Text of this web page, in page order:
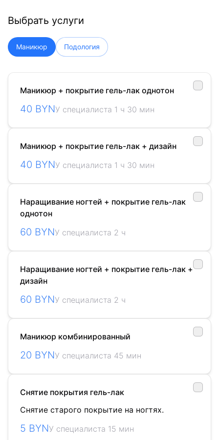
Выбрать услуги
Маникюр Подология
Маникюр + покрытие гель-лак однотон
40 BYNУ специалиста 1 ч 30 мин
Маникюр + покрытие гель-лак + дизайн
40 BYNУ специалиста 1 ч 30 мин
Наращивание ногтей + покрытие гель-лак
однотон
60 BYNУ специалиста 2 ч
Наращивание ногтей + покрытие гель-лак +
дизайн
60 BYNУ специалиста 2 ч
Маникюр комбинированный
20 BYNУ специалиста 45 мин
Снятие покрытия гель-лак
Снятие старого покрытие на ногтях.
5 BYNУ специалиста 15 мин